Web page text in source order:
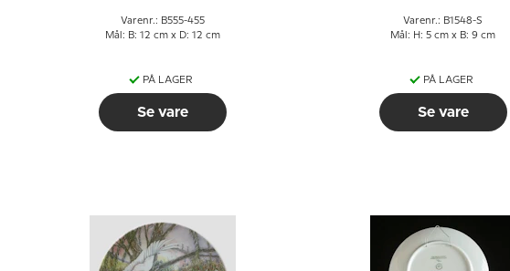
Varenr.: B555-455
Mål: B: 12 cm x D: 12 cm
PÅ LAGER
Se vare
Varenr.: B1548-S
Mål: H: 5 cm x B: 9 cm
PÅ LAGER
Se vare